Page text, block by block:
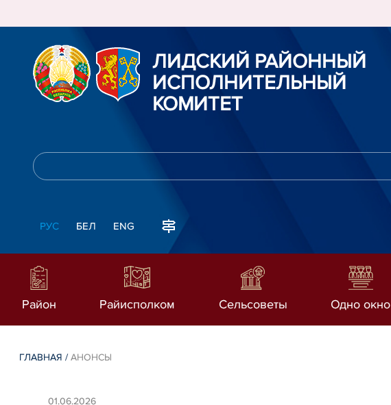
ЛИДСКИЙ РАЙОННЫЙ
ИСПОЛНИТЕЛЬНЫЙ
КОМИТЕТ
РУС БЕЛ ENG
Район Райисполком Сельсоветы Одно окно
ГЛАВНАЯ /АНОНСЫ
01.06.2026